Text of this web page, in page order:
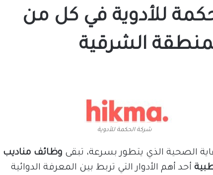
للأدوية في كل من
الشرقية
شركة الحكمة للأدوية
الصحية الذي يتطور بسرعة، تبقى وظائف مناديب
أحد أهم الأدوار التي تربط بين المعرفة الدوائية